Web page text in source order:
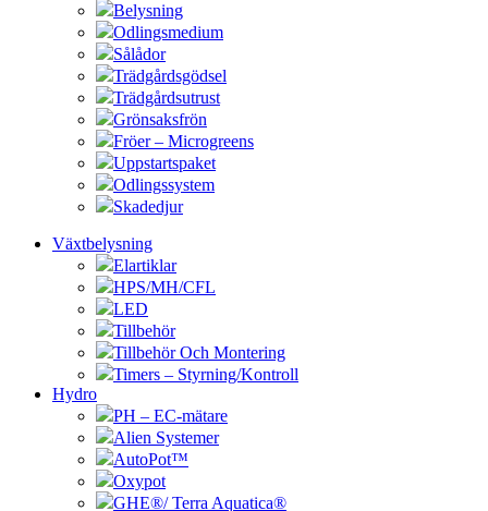
Belysning
Odlingsmedium
Sålådor
Trädgårdsgödsel
Trädgårdsutrust
Grönsaksfrön
Fröer – Microgreens
Uppstartspaket
Odlingssystem
Skadedjur
Växtbelysning
Elartiklar
HPS/MH/CFL
LED
Tillbehör
Tillbehör Och Montering
Timers – Styrning/Kontroll
Hydro
PH – EC-mätare
Alien Systemer
AutoPot™
Oxypot
GHE®/ Terra Aquatica®